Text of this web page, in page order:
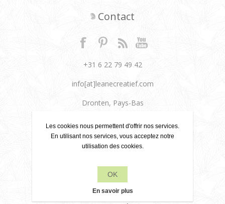
Contact
+31 6 22 79 49 42
info[at]leanecreatief.com
Dronten, Pays-Bas
Leane Creatief
Politique de confidentialité
À propos de nous
Conditions de livraison
Les cookies nous permettent d'offrir nos services.
En utilisant nos services, vous acceptez notre
utilisation des cookies.
OK
En savoir plus